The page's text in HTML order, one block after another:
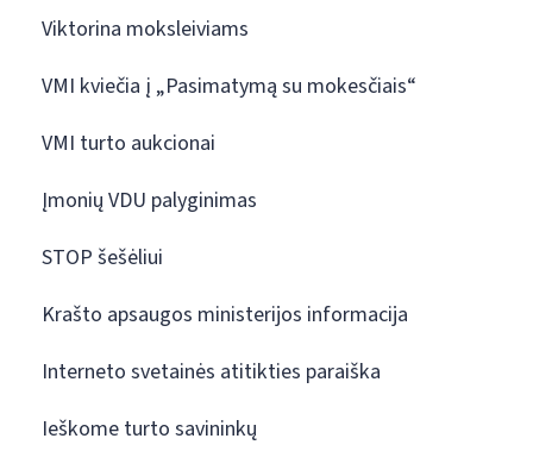
Viktorina moksleiviams
VMI kviečia į „Pasimatymą su mokesčiais“
VMI turto aukcionai
Įmonių VDU palyginimas
STOP šešėliui
Krašto apsaugos ministerijos informacija
Interneto svetainės atitikties paraiška
Ieškome turto savininkų